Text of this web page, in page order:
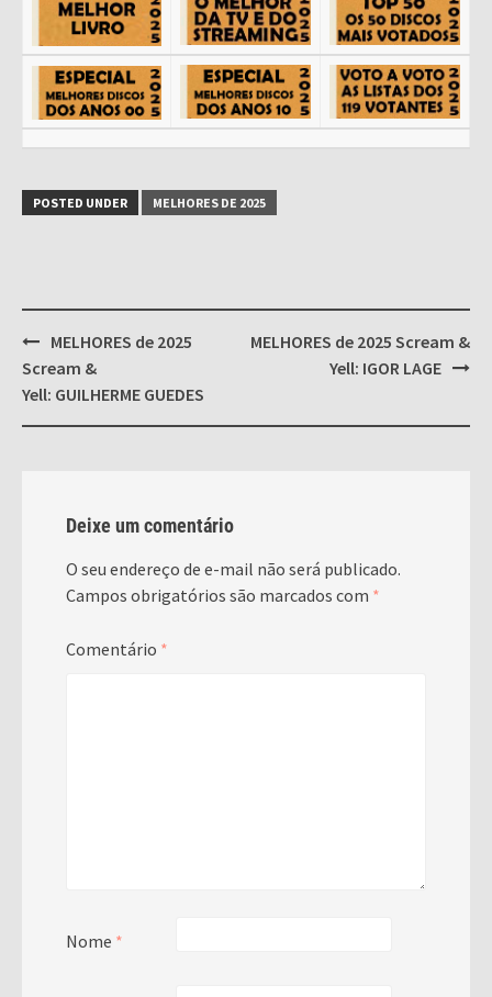
POSTED UNDER MELHORES DE 2025
Post
navigation
MELHORES de 2025
Scream &
Yell: GUILHERME GUEDES
MELHORES de 2025 Scream &
Yell: IGOR LAGE
Deixe um comentário
O seu endereço de e-mail não será publicado.
Campos obrigatórios são marcados com *
Comentário *
Nome *